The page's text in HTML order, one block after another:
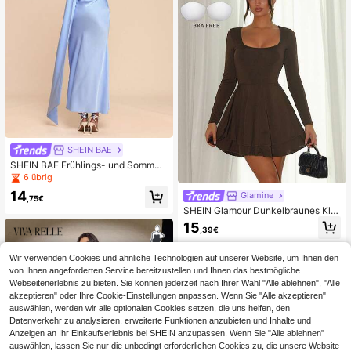
SHEIN BAE
SHEIN BAE Frühlings- und Sommer
-Satin-Kleid in elegantem Blau mit
asymmetrischer Schulter-Schleife,
rückenfreiem drapiertem Ausschnitt
et für Cocktailpartys, romantische
Dates, Zusammenkünfte, formelle A
nlässe, als Brautjungfernkleid, Vale
ntinstags-Kleid, blaues Kleid, Brautj
ungfernkleid, Geburtstags-Partyklei
d
6 übrig
14 ,75€ Glamine
SHEIN Glamour Dunkelbraunes Klei
d mit quadratischem Ausschnitt und
langen Ärmeln, Minikleid, Frauen G
eburtstagskleider, Basics, Ausgehkl
eider, Streetwear, Herbst- und Wint
erkleider, Halloween-Kleider, Party-
Muss-haves, Weihnachtskleider, gl
änzende Kleider, gehobene Tanzkle
ider, Rave-Outfits für Festivals, Hoc
hzeitsgastkleid
15 ,39€
Wir verwenden Cookies und ähnliche Technologien auf unserer Website, um Ihnen den
von Ihnen angeforderten Service bereitzustellen und Ihnen das bestmögliche
Webseitenerlebnis zu bieten. Sie können jederzeit nach Ihrer Wahl "Alle ablehnen", "Alle
akzeptieren" oder Ihre Cookie-Einstellungen anpassen. Wenn Sie "Alle akzeptieren"
auswählen, werden wir alle optionalen Cookies setzen, die uns helfen, den
Datenverkehr zu analysieren, erweiterte Funktionen anzubieten und Inhalte und
Anzeigen an Ihr Einkaufserlebnis bei SHEIN anzupassen. Wenn Sie "Alle ablehnen"
auswählen, lassen Sie nur die unbedingt erforderlichen Cookies zu, die unsere Website